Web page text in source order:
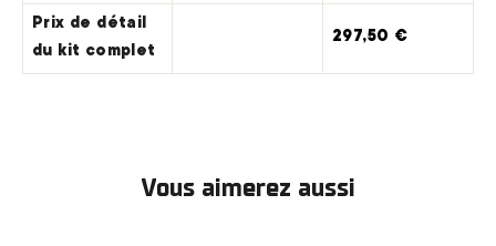
Prix de détail
du kit complet
297,50 €
Vous aimerez aussi